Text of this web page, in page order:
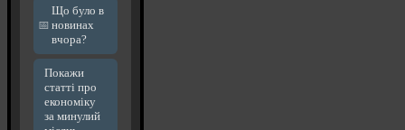
Що було в
новинах
вчора?
Покажи
статті про
економіку
за минулий